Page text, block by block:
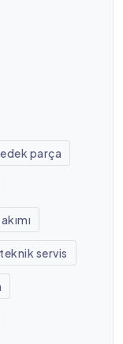
parça
servis